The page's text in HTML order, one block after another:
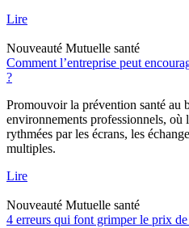
Lire
Nouveauté Mutuelle santé
Comment l’entreprise peut
?
Promouvoir la prévention santé au
environnements professionnels, où
rythmées par les écrans, les
multiples.
Lire
Nouveauté Mutuelle santé
4 erreurs qui font grimper le prix